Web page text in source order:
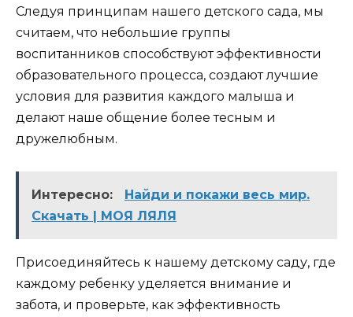
Следуя принципам нашего детского сада, мы
считаем, что небольшие группы
воспитанников способствуют эффективности
образовательного процесса, создают лучшие
условия для развития каждого малыша и
делают наше общение более тесным и
дружелюбным.
Интересно:
Найди и покажи весь мир.
Скачать | МОЯ ЛЯЛЯ
Присоединяйтесь к нашему детскому саду, где
каждому ребенку уделяется внимание и
забота, и проверьте, как эффективность